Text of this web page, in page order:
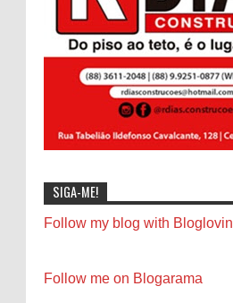
SIGA-ME!
Follow my blog with Bloglovin
Follow me on Blogarama